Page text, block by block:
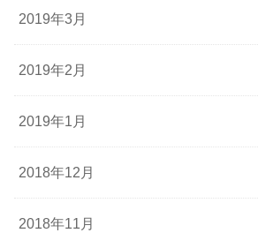
2019年3月
2019年2月
2019年1月
2018年12月
2018年11月